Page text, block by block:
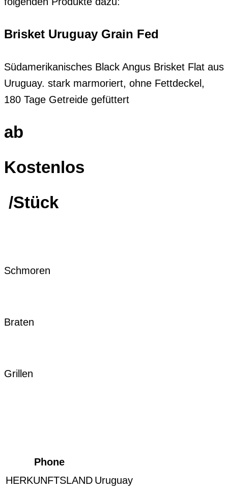
Brisket Uruguay Grain Fed
Südamerikanisches Black Angus Brisket Flat aus
Uruguay. stark marmoriert, ohne Fettdeckel,
180 Tage Getreide gefüttert
ab
Kostenlos
/Stück
Schmoren
Braten
Grillen
Phone
HERKUNFTSLAND Uruguay